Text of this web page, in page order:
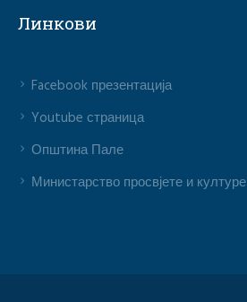
Линкови
Facebook презентација
Youtube страница
Општина Пале
Министарство просвјете и културе